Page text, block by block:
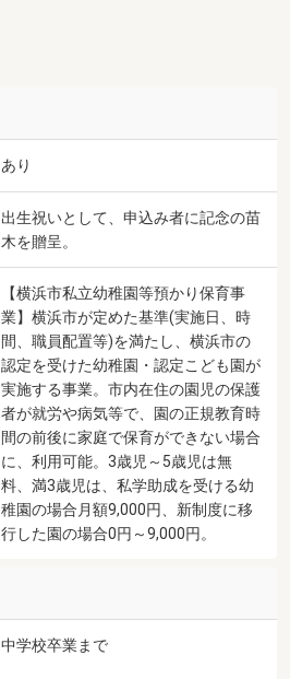
あり
出生祝いとして、申込み者に記念の苗
木を贈呈。
【横浜市私立幼稚園等預かり保育事
業】横浜市が定めた基準(実施日、時
間、職員配置等)を満たし、横浜市の
認定を受けた幼稚園・認定こども園が
実施する事業。市内在住の園児の保護
者が就労や病気等で、園の正規教育時
間の前後に家庭で保育ができない場合
に、利用可能。3歳児～5歳児は無
料、満3歳児は、私学助成を受ける幼
稚園の場合月額9,000円、新制度に移
行した園の場合0円～9,000円。
中学校卒業まで